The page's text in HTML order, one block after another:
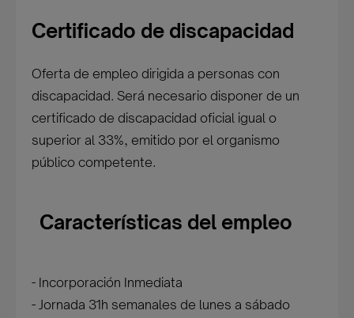
Certificado de discapacidad
Oferta de empleo dirigida a personas con
discapacidad. Será necesario disponer de un
certificado de discapacidad oficial igual o
superior al 33%, emitido por el organismo
público competente.
Características del empleo
- Incorporación Inmediata
- Jornada 31h semanales de lunes a sábado